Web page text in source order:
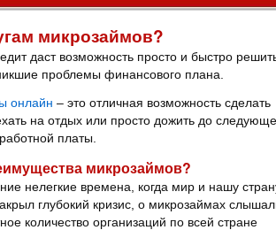
микрозаймов?
даст возможность просто и быстро
проблемы финансового плана.
онлайн – это отличная возможность сделать
на отдых или просто дожить до
платы.
микрозаймов?
нелегкие времена, когда мир и нашу
глубокий кризис, о микрозаймах
количество организаций по всей стране